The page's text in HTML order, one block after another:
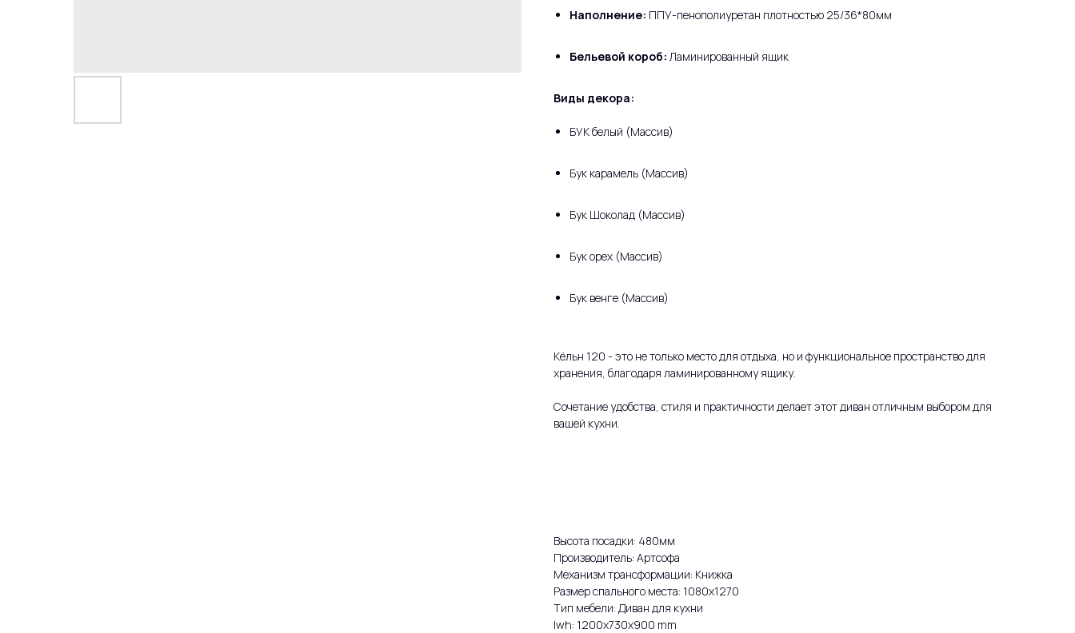
Наполнение: ППУ-пенополиуретан плотностью 25/36*80мм
Бельевой короб: Ламинированный ящик
Виды декора:
БУК белый (Массив)
Бук карамель (Массив)
Бук Шоколад (Массив)
Бук орех (Массив)
Бук венге (Массив)
Кёльн 120 - это не только место для отдыха, но и функциональное пространство для
хранения, благодаря ламинированному ящику.
Сочетание удобства, стиля и практичности делает этот диван отличным выбором для
вашей кухни.
Высота посадки: 480мм
Производитель: Артсофа
Механизм трансформации: Книжка
Размер спального места: 1080х1270
Тип мебели: Диван для кухни
lwh: 1200x730x900 mm